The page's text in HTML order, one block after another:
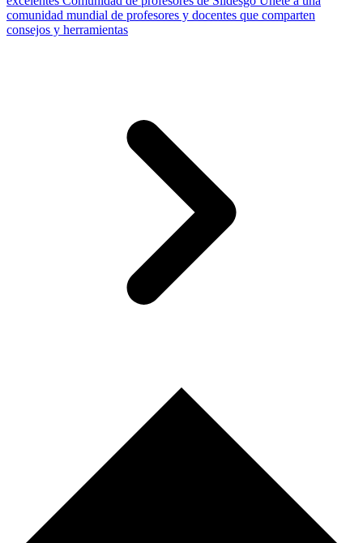
comunidad mundial de profesores y docentes que comparten
consejos y herramientas